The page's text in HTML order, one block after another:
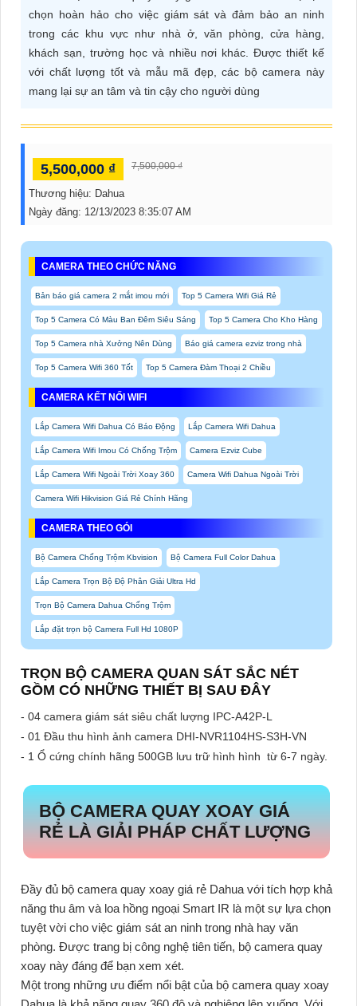
DỊCH
VỤ
chọn hoàn hảo cho việc giám sát và đảm bảo an ninh
trong các khu vực như nhà ở, văn phòng, cửa hàng,
khách sạn, trường học và nhiều nơi khác. Được thiết kế
với chất lượng tốt và mẫu mã đẹp, các bộ camera này
mang lại sự an tâm và tin cậy cho người dùng
5,500,000 ₫ 7,500,000 ₫
Thương hiệu: Dahua
Ngày đăng: 12/13/2023 8:35:07 AM
CAMERA THEO CHỨC NĂNG
Bản báo giá camera 2 mắt imou mới Top 5 Camera Wifi Giá Rẻ
Top 5 Camera Có Màu Ban Đêm Siêu Sáng Top 5 Camera Cho Kho Hàng
Top 5 Camera nhà Xưởng Nên Dùng Báo giá camera ezviz trong nhà
Top 5 Camera Wifi 360 Tốt Top 5 Camera Đàm Thoại 2 Chiều
CAMERA KẾT NỐI WIFI
Lắp Camera Wifi Dahua Có Báo Động Lắp Camera Wifi Dahua
Lắp Camera Wifi Imou Có Chống Trộm Camera Ezviz Cube
Lắp Camera Wifi Ngoài Trời Xoay 360 Camera Wifi Dahua Ngoài Trời
Camera Wifi Hikvision Giá Rẻ Chính Hãng
CAMERA THEO GÓI
Bộ Camera Chống Trộm Kbvision Bộ Camera Full Color Dahua
Lắp Camera Trọn Bộ Độ Phân Giải Ultra Hd
Trọn Bộ Camera Dahua Chống Trộm
Lắp đặt trọn bộ Camera Full Hd 1080P
TRỌN BỘ CAMERA QUAN SÁT SẮC NÉT
GỒM CÓ NHỮNG THIẾT BỊ SAU ĐÂY
- 04 camera giám sát siêu chất lượng IPC-A42P-L
- 01 Đầu thu hình ảnh camera DHI-NVR1104HS-S3H-VN
- 1 Ổ cứng chính hãng 500GB lưu trữ hình hình từ 6-7 ngày.
BỘ CAMERA QUAY XOAY GIÁ
RẺLÀ GIẢI PHÁP CHẤT LƯỢNG
Đầy đủ bộ camera quay xoay giá rẻ Dahua với tích hợp khả
năng thu âm và loa hồng ngoại Smart IR là một sự lựa chọn
tuyệt vời cho việc giám sát an ninh trong nhà hay văn
phòng. Được trang bị công nghệ tiên tiến, bộ camera quay
xoay này đáng để bạn xem xét.
Một trong những ưu điểm nổi bật của bộ camera quay xoay